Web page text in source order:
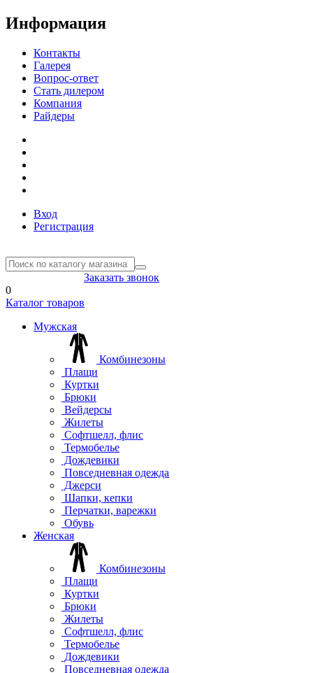
Информация
Контакты
Галерея
Вопрос-ответ
Стать дилером
Компания
Райдеры
Вход
Регистрация
Заказать звонок
0
Каталог товаров
Мужская
Комбинезоны
Плащи
Куртки
Брюки
Вейдерсы
Жилеты
Софтшелл, флис
Термобелье
Дождевики
Повседневная одежда
Джерси
Шапки, кепки
Перчатки, варежки
Обувь
Женская
Комбинезоны
Плащи
Куртки
Брюки
Жилеты
Софтшелл, флис
Термобелье
Дождевики
Повседневная одежда